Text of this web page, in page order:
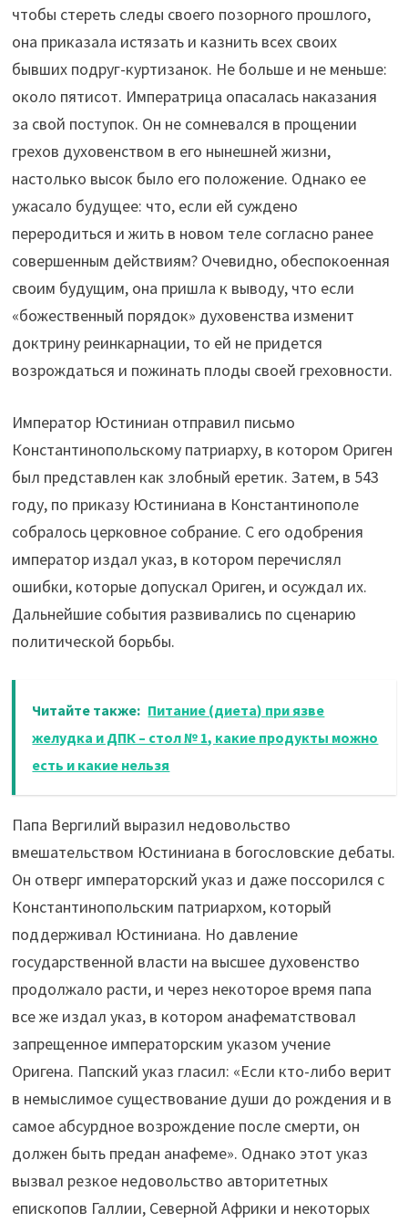
чтобы стереть следы своего позорного прошлого,
она приказала истязать и казнить всех своих
бывших подруг-куртизанок. Не больше и не меньше:
около пятисот. Императрица опасалась наказания
за свой поступок. Он не сомневался в прощении
грехов духовенством в его нынешней жизни,
настолько высок было его положение. Однако ее
ужасало будущее: что, если ей суждено
переродиться и жить в новом теле согласно ранее
совершенным действиям? Очевидно, обеспокоенная
своим будущим, она пришла к выводу, что если
«божественный порядок» духовенства изменит
доктрину реинкарнации, то ей не придется
возрождаться и пожинать плоды своей греховности.
Император Юстиниан отправил письмо
Константинопольскому патриарху, в котором Ориген
был представлен как злобный еретик. Затем, в 543
году, по приказу Юстиниана в Константинополе
собралось церковное собрание. С его одобрения
император издал указ, в котором перечислял
ошибки, которые допускал Ориген, и осуждал их.
Дальнейшие события развивались по сценарию
политической борьбы.
Читайте также: Питание (диета) при язве
желудка и ДПК – стол № 1, какие продукты можно
есть и какие нельзя
Папа Вергилий выразил недовольство
вмешательством Юстиниана в богословские дебаты.
Он отверг императорский указ и даже поссорился с
Константинопольским патриархом, который
поддерживал Юстиниана. Но давление
государственной власти на высшее духовенство
продолжало расти, и через некоторое время папа
все же издал указ, в котором анафематствовал
запрещенное императорским указом учение
Оригена. Папский указ гласил: «Если кто-либо верит
в немыслимое существование души до рождения и в
самое абсурдное возрождение после смерти, он
должен быть предан анафеме». Однако этот указ
вызвал резкое недовольство авторитетных
епископов Галлии, Северной Африки и некоторых